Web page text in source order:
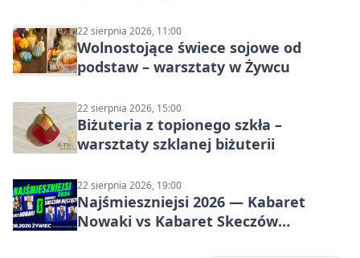
22 sierpnia 2026, 11:00
Wolnostojące świece sojowe od
podstaw – warsztaty w Żywcu
22 sierpnia 2026, 15:00
Biżuteria z topionego szkła –
warsztaty szklanej biżuterii
22 sierpnia 2026, 19:00
Najśmieszniejsi 2026 — Kabaret
Nowaki vs Kabaret Skeczów